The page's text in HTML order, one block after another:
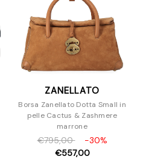
ZANELLATO
Borsa Zanellato Dotta Small in
pelle Cactus & Zashmere
marrone
€795,00
-30%
€557,00